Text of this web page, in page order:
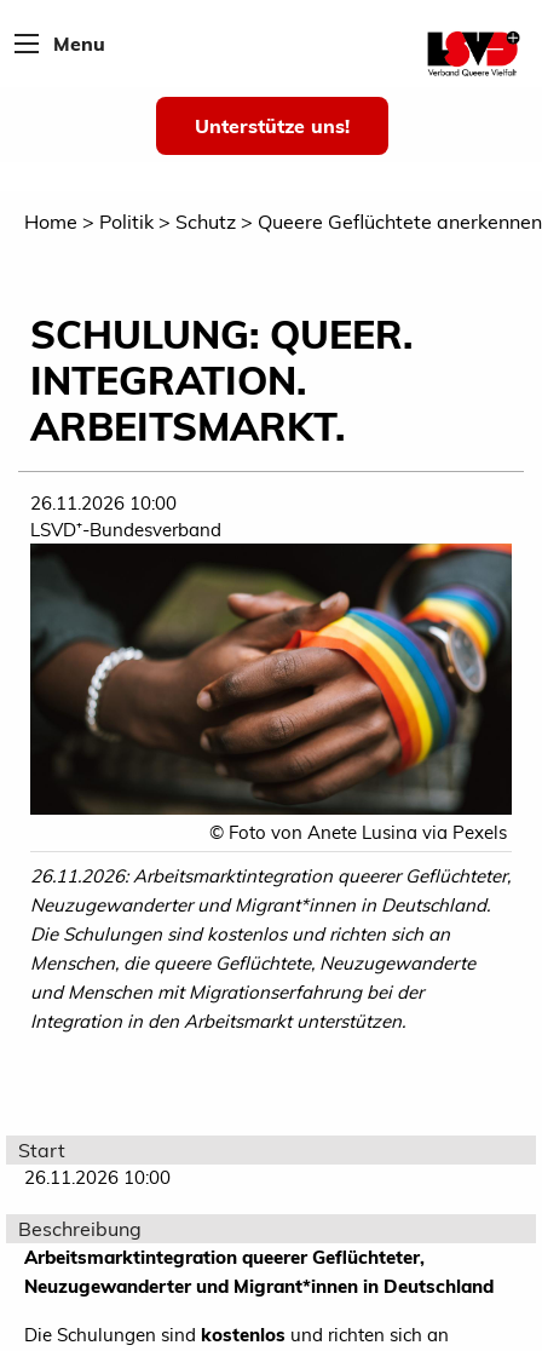
Menu
Unterstütze uns!
Home Politik Schutz Queere Geflüchtete anerkennen
SCHULUNG: QUEER.
INTEGRATION.
ARBEITSMARKT.
26.11.2026 10:00
LSVD⁺-Bundesverband
© Foto von Anete Lusina via Pexels
26.11.2026: Arbeitsmarktintegration queerer Geflüchteter,
Neuzugewanderter und Migrant*innen in Deutschland.
Die Schulungen sind kostenlos und richten sich an
Menschen, die queere Geflüchtete, Neuzugewanderte
und Menschen mit Migrationserfahrung bei der
Integration in den Arbeitsmarkt unterstützen.
Start
26.11.2026 10:00
Beschreibung
Arbeitsmarktintegration queerer Geflüchteter,
Neuzugewanderter und Migrant*innen in Deutschland
Die Schulungen sind kostenlos und richten sich an